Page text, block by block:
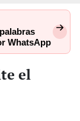
WhatsApp
el